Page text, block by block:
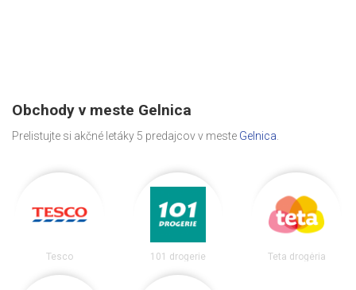
Obchody v meste Gelnica
Prelistujte si akčné letáky 5 predajcov v meste Gelnica
Tesco 101 drogerie Teta drogéria